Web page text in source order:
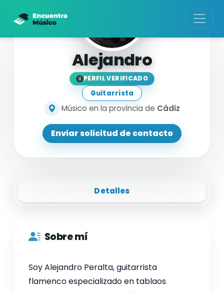
Alejandro
PERFIL VERIFICADO
Guitarrista
Músico en la provincia de Cádiz
Enviar solicitud de contacto
Detalles
Sobre mí
Soy Alejandro Peralta, guitarrista
flamenco especializado en tablaos